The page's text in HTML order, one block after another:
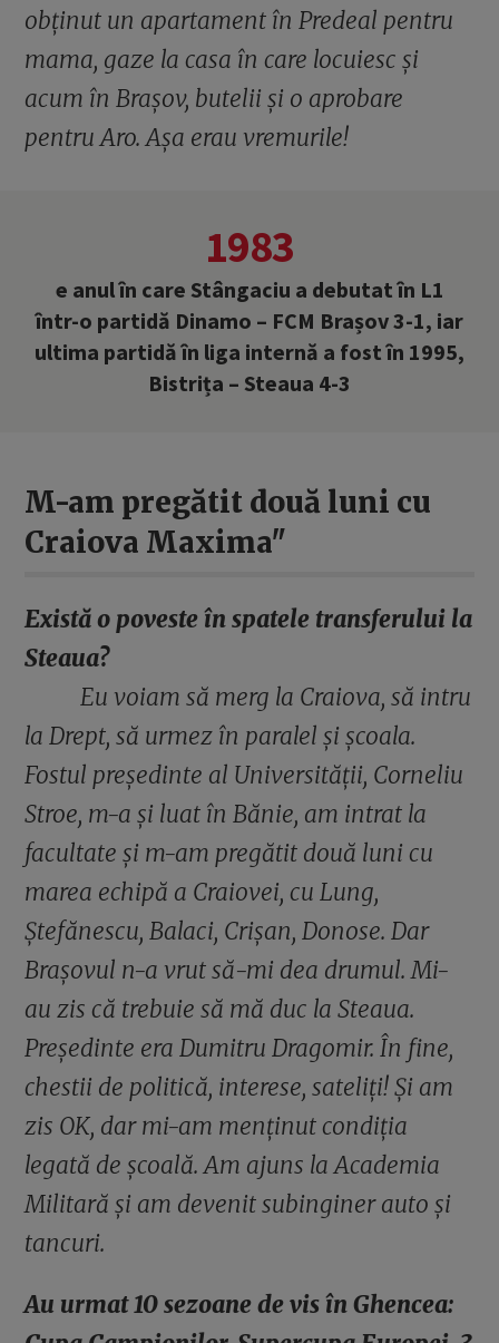
obținut un apartament în Predeal pentru
mama, gaze la casa în care locuiesc și
acum în Brașov, butelii și o aprobare
pentru Aro. Așa erau vremurile!
1983
e anul în care Stângaciu a debutat în L1
într-o partidă Dinamo – FCM Brașov 3-1, iar
ultima partidă în liga internă a fost în 1995,
Bistrița – Steaua 4-3
M-am pregătit două luni cu
Craiova Maxima"
Există o poveste în spatele transferului la
Steaua?
Eu voiam să merg la Craiova, să intru
la Drept, să urmez în paralel și școala.
Fostul președinte al Universității, Corneliu
Stroe, m-a și luat în Bănie, am intrat la
facultate și m-am pregătit două luni cu
marea echipă a Craiovei, cu Lung,
Ștefănescu, Balaci, Crișan, Donose. Dar
Brașovul n-a vrut să-mi dea drumul. Mi-
au zis că trebuie să mă duc la Steaua.
Președinte era Dumitru Dragomir. În fine,
chestii de politică, interese, sateliți! Și am
zis OK, dar mi-am menținut condiția
legată de școală. Am ajuns la Academia
Militară și am devenit subinginer auto și
tancuri.
Au urmat 10 sezoane de vis în Ghencea: